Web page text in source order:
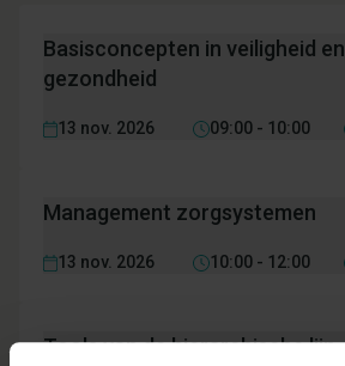
Basisconcepten in veiligheid en
gezondheid
13 nov. 2026 09:00 - 10:00
Management zorgsystemen
13 nov. 2026 10:00 - 12:00
Tools van de hierarchische lijn